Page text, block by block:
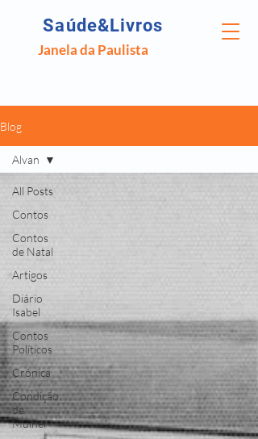
Saúde&Livros
Janela da Paulista
Blog
All Posts
Contos
Contos
de Natal
Artigos
Diário
Isabel
Contos
Políticos
Crônica
Condição
de
Mulher
Alvan